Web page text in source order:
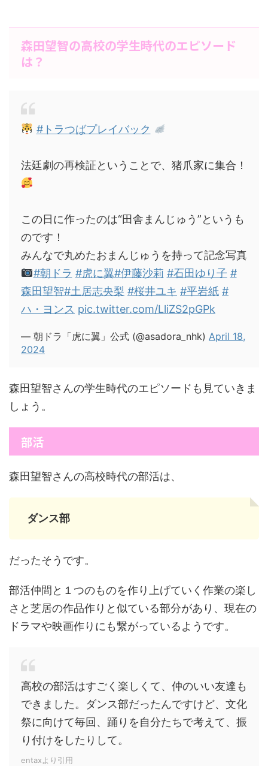
森田望智の高校の学生時代のエピソード
は？
#トラつばプレイバック
法廷劇の再検証ということで、猪爪家に集合！
この日に作ったのは“田舎まんじゅう”というも
のです！
みんなで丸めたおまんじゅうを持って記念写真
#朝ドラ #虎に翼#伊藤沙莉 #石田ゆり子 #
森田望智#土居志央梨 #桜井ユキ #平岩紙 #
ハ・ヨンス pic.twitter.com/LliZS2pGPk
— 朝ドラ「虎に翼」公式 (@asadora_nhk) April 18,
2024
森田望智さんの学生時代のエピソードも見ていきま
しょう。
部活
森田望智さんの高校時代の部活は、
ダンス部
だったそうです。
部活仲間と１つのものを作り上げていく作業の楽し
さと芝居の作品作りと似ている部分があり、現在の
ドラマや映画作りにも繋がっているようです。
高校の部活はすごく楽しくて、仲のいい友達も
できました。ダンス部だったんですけど、文化
祭に向けて毎回、踊りを自分たちで考えて、振
り付けをしたりして。
entaxより引用